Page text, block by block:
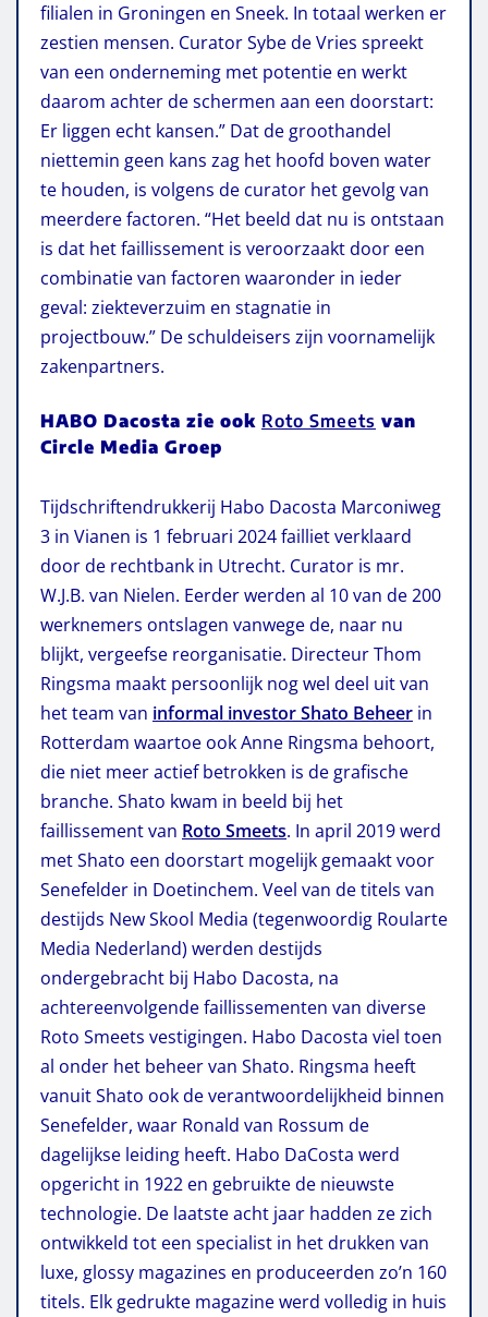
filialen in Groningen en Sneek. In totaal werken er
zestien mensen. Curator Sybe de Vries spreekt
van een onderneming met potentie en werkt
daarom achter de schermen aan een doorstart:
Er liggen echt kansen.” Dat de groothandel
niettemin geen kans zag het hoofd boven water
te houden, is volgens de curator het gevolg van
meerdere factoren. “Het beeld dat nu is ontstaan
is dat het faillissement is veroorzaakt door een
combinatie van factoren waaronder in ieder
geval: ziekteverzuim en stagnatie in
projectbouw.” De schuldeisers zijn voornamelijk
zakenpartners.
HABO Dacosta zie ook Roto Smeets van
Circle Media Groep
Tijdschriftendrukkerij Habo Dacosta Marconiweg
3 in Vianen is 1 februari 2024 failliet verklaard
door de rechtbank in Utrecht. Curator is mr.
W.J.B. van Nielen. Eerder werden al 10 van de 200
werknemers ontslagen vanwege de, naar nu
blijkt, vergeefse reorganisatie. Directeur Thom
Ringsma maakt persoonlijk nog wel deel uit van
het team van informal investor Shato Beheer in
Rotterdam waartoe ook Anne Ringsma behoort,
die niet meer actief betrokken is de grafische
branche. Shato kwam in beeld bij het
faillissement van Roto Smeets. In april 2019 werd
met Shato een doorstart mogelijk gemaakt voor
Senefelder in Doetinchem. Veel van de titels van
destijds New Skool Media (tegenwoordig Roularte
Media Nederland) werden destijds
ondergebracht bij Habo Dacosta, na
achtereenvolgende faillissementen van diverse
Roto Smeets vestigingen. Habo Dacosta viel toen
al onder het beheer van Shato. Ringsma heeft
vanuit Shato ook de verantwoordelijkheid binnen
Senefelder, waar Ronald van Rossum de
dagelijkse leiding heeft. Habo DaCosta werd
opgericht in 1922 en gebruikte de nieuwste
technologie. De laatste acht jaar hadden ze zich
ontwikkeld tot een specialist in het drukken van
luxe, glossy magazines en produceerden zo’n 160
titels. Elk gedrukte magazine werd volledig in huis